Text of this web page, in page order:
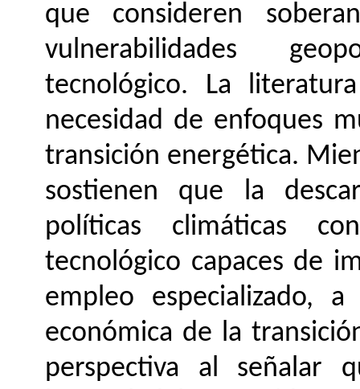
que consideren
vulnerabilidades
tecnológico. La
necesidad de enfoques
transición energética.
sostienen que la
políticas climáticas
tecnológico capaces de
empleo especializado,
económica de la
perspectiva al señalar